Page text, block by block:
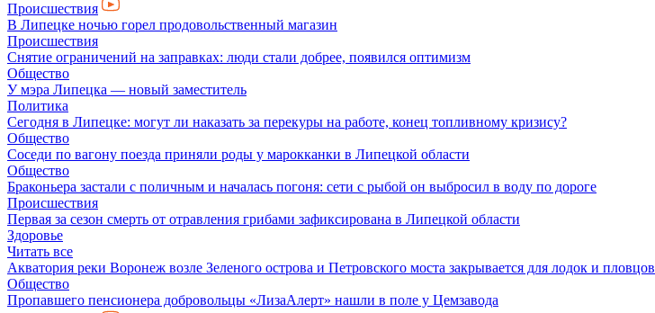
Происшествия
В Липецке ночью горел продовольственный магазин
Происшествия
Снятие ограничений на заправках: люди стали добрее, появился оптимизм
Общество
У мэра Липецка — новый заместитель
Политика
Сегодня в Липецке: могут ли наказать за перекуры на работе, конец топливному кризису?
Общество
Соседи по вагону поезда приняли роды у марокканки в Липецкой области
Общество
Браконьера застали с поличным и началась погоня: сети с рыбой он выбросил в воду по дороге
Происшествия
Первая за сезон смерть от отравления грибами зафиксирована в Липецкой области
Здоровье
Читать все
Акватория реки Воронеж возле Зеленого острова и Петровского моста закрывается для лодок и пловцов
Общество
Пропавшего пенсионера добровольцы «ЛизаАлерт» нашли в поле у Цемзавода